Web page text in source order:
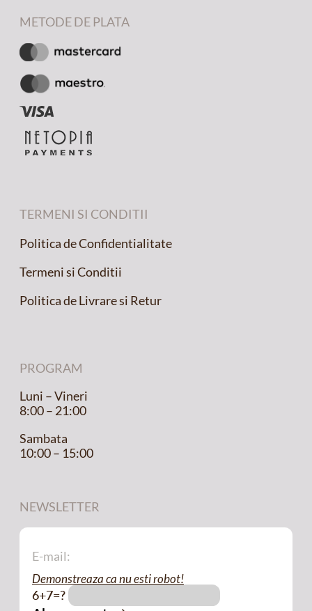
METODE DE PLATA
TERMENI SI CONDITII
Politica de Confidentialitate
Termeni si Conditii
Politica de Livrare si Retur
PROGRAM
Luni – Vineri
8:00 – 21:00
Sambata
10:00 – 15:00
NEWSLETTER
Demonstreaza ca nu esti robot!
6+7=?